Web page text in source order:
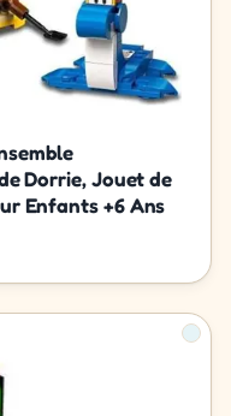
Dorrie, Jouet de
Enfants +6 Ans